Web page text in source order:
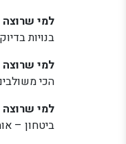
למי
בנויות
למי שרוצה
הכי
למי
ביטחון –